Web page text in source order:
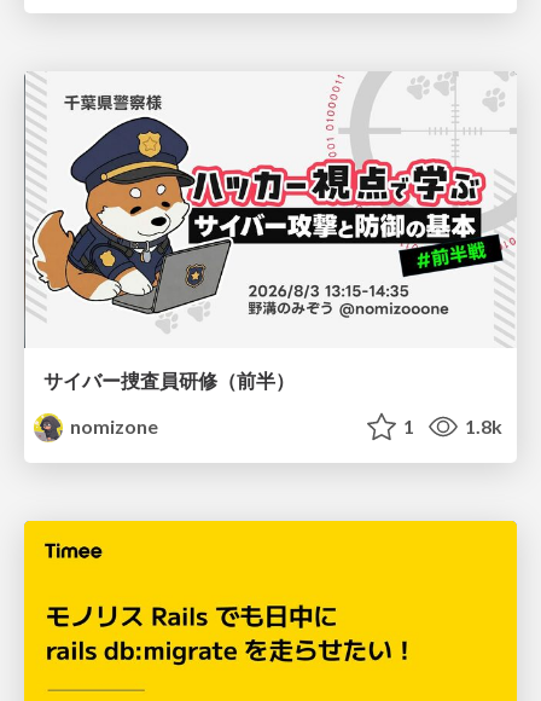
サイバー捜査員研修（前半）
nomizone
1 1.8k